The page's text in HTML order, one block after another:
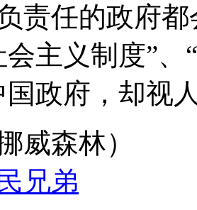
责任的政府
会主义制度”
国政府，却视
威森林）
兄弟